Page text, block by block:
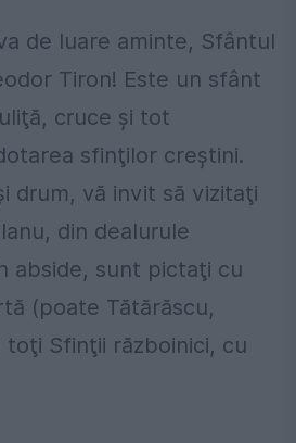
de luare aminte, Sfântul
Tiron! Este un sfânt
cruce şi tot
sfinţilor creştini.
drum, vă invit să vizitaţi
din dealurule
abside, sunt pictaţi cu
(poate Tătărăscu,
Sfinţii războinici, cu